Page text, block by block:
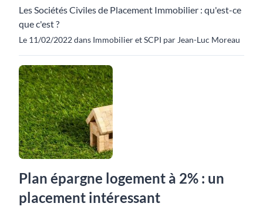
Les Sociétés Civiles de Placement Immobilier : qu'est-ce
que c'est ?
Le 11/02/2022 dans Immobilier et SCPI par Jean-Luc Moreau
Plan épargne logement à 2% : un
placement intéressant